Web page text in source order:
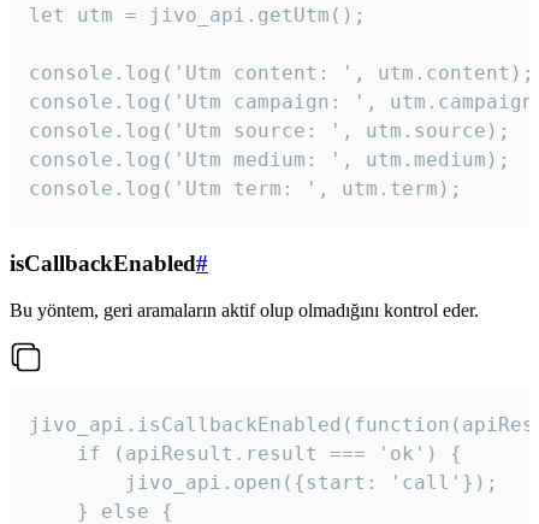
let utm = jivo_api.getUtm();
console.log('Utm content: ', utm.content);
console.log('Utm campaign: ',
console.log('Utm source: ', utm.source);
console.log('Utm medium: ', utm.medium);
console.log('Utm term: ', utm.term);
isCallbackEnabled#
Bu yöntem, geri aramaların aktif olup olmadığını kontrol eder.
    if (apiResult.result === 'ok') {
        jivo_api.open({start: 'call'});
    } else {